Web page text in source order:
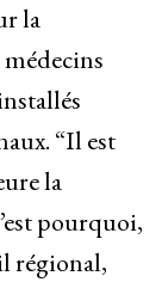
la
“Il est
la
pourquoi,
régional,